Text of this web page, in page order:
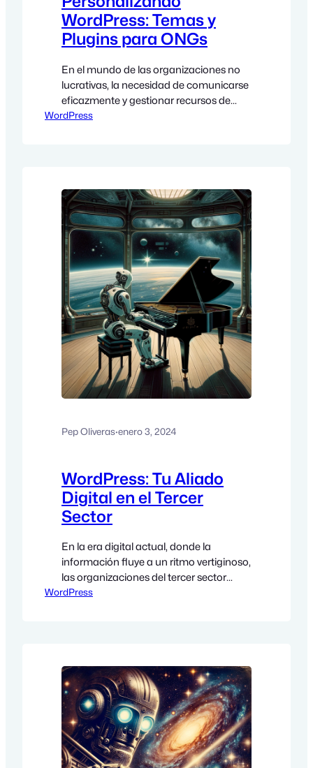
WordPress: Temas y
Plugins para ONGs
En el mundo de las organizaciones no
lucrativas, la necesidad de comunicarse
eficazmente y gestionar recursos de
manera eficiente nunca ha sido más
WordPress utilizando temas y plugins
específicos, para mejorar la…
WordPress
Pep Oliveras·enero 3, 2024
WordPress: Tu Aliado
Digital en el Tercer
Sector
En la era digital actual, donde la
información fluye a un ritmo vertiginoso,
las organizaciones del tercer sector
buscan herramientas que les permitan
Porque combina simplicidad,
flexibilidad y potencia, convirtiéndose en
la plataforma…
WordPress